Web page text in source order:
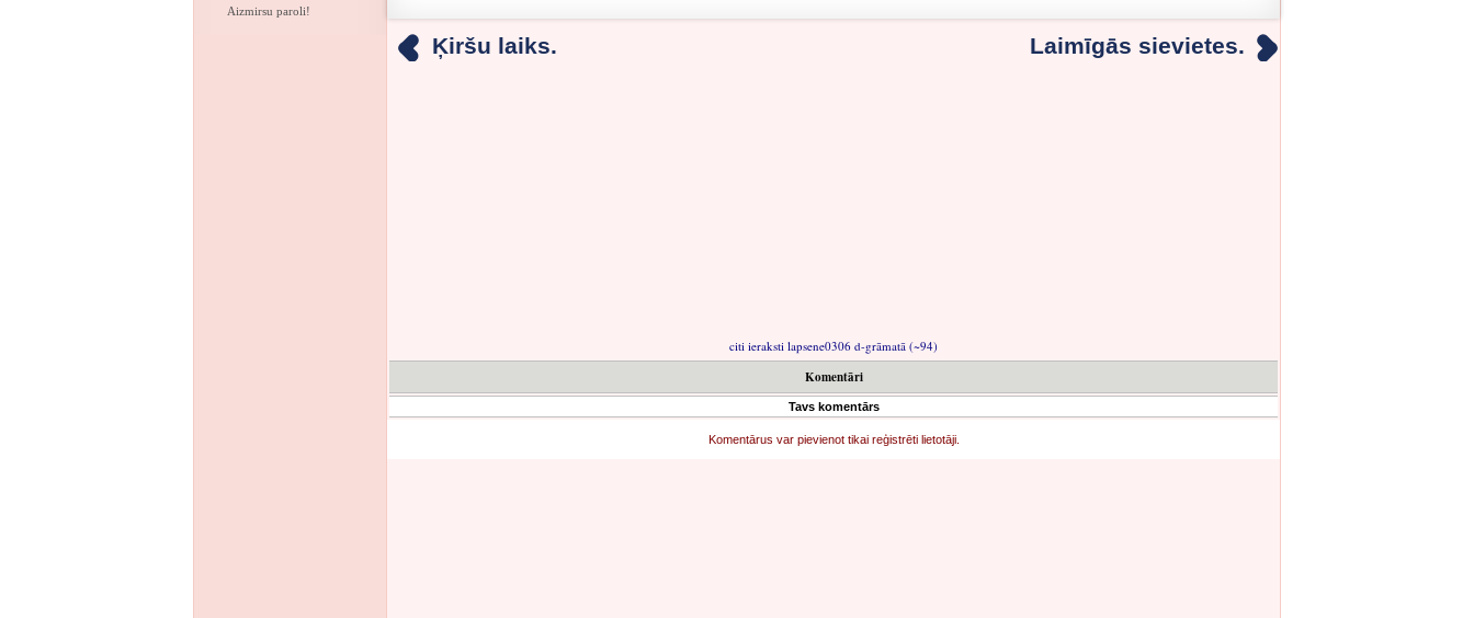
Aizmirsu paroli!
Ķiršu laiks. Laimīgās sievietes.
citi ieraksti lapsene0306 d-grāmatā (~94)
Komentāri
Tavs komentārs
Komentārus var pievienot tikai reģistrēti lietotāji.